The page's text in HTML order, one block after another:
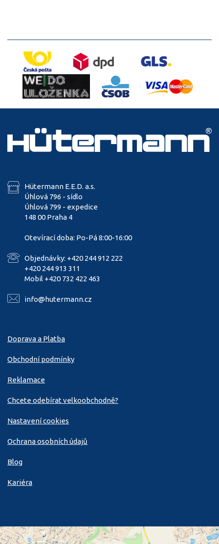
Hütermann E.E.D. a.s.
Úhlová 796 - sídlo
Úhlová 799 - expedice
148 00 Praha 4
Otevírací doba: Po-Pá 8:00-16:00
Objednávky: +420 244 912 222
+420 244 913 311
Mobil +420 732 422 463
info@hutermann.cz
Doprava a Platba
Obchodní podmínky
Reklamace
Chcete odebírat velkoobchodně?
Nastavení cookies
Ochrana osobních údajů
Blog
Kariéra